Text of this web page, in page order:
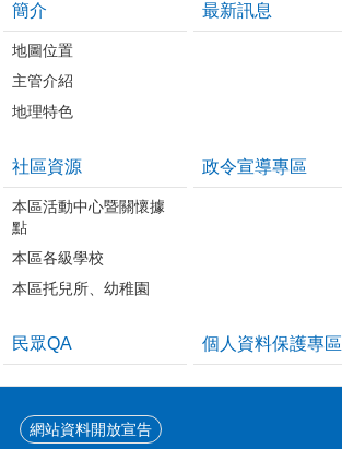
簡介
地圖位置
主管介紹
地理特色
最新訊息
社區資源
本區活動中心暨關懷據
點
本區各級學校
本區托兒所、幼稚園
政令宣導專區
民眾QA 個人資料保護專區
網站資料開放宣告